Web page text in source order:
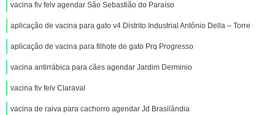
vacina fiv felv agendar São Sebastião do Paraíso
aplicação de vacina para gato v4 Distrito Industrial Antônio Della – Torre
aplicação de vacina para filhote de gato Prq Progresso
vacina antirrábica para cães agendar Jardim Derminio
vacina fiv felv Claraval
vacina de raiva para cachorro agendar Jd Brasilândia